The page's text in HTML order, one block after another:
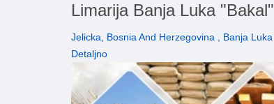
Limarija Banja Luka "Bakal"
Jelicka, Bosnia And Herzegovina , Banja Luka
Detaljno